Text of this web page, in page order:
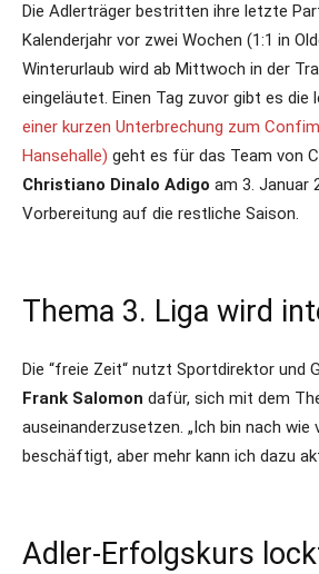
Die Adlerträger bestritten ihre letzte
Kalenderjahr vor zwei Wochen (1:1 in
Winterurlaub wird ab Mittwoch in der
eingeläutet. Einen Tag zuvor gibt es die
einer kurzen Unterbrechung zum
Hansehalle) geht es für das Team von
Christiano Dinalo Adigo am 3. Januar
Vorbereitung auf die restliche Saison.
Thema 3. Liga wird
Die “freie Zeit“ nutzt Sportdirektor und
Frank Salomon dafür, sich mit dem
auseinanderzusetzen. „Ich bin nach wie
beschäftigt, aber mehr kann ich dazu
Adler-Erfolgskurs